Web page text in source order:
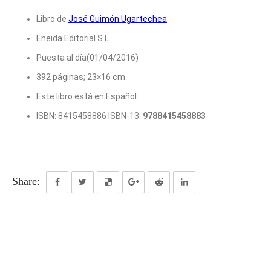
Libro de José Guimón Ugartechea
Eneida Editorial S.L.
Puesta al día(01/04/2016)
392 páginas; 23×16 cm
Este libro está en Español
ISBN: 8415458886 ISBN-13: 9788415458883
Share: